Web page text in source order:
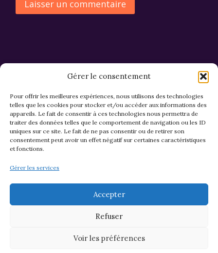
Gérer le consentement
Pour offrir les meilleures expériences, nous utilisons des technologies
telles que les cookies pour stocker et/ou accéder aux informations des
appareils. Le fait de consentir à ces technologies nous permettra de
traiter des données telles que le comportement de navigation ou les ID
uniques sur ce site. Le fait de ne pas consentir ou de retirer son
consentement peut avoir un effet négatif sur certaines caractéristiques
et fonctions.
Gérer les services
Accepter
Refuser
Voir les préférences
CGV et Retours
Mentions légales & confidentialité
© 2026 Asso M&M - Thème WordPress par